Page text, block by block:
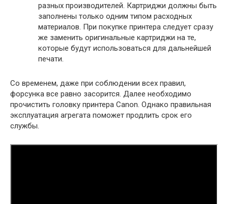
разных производителей. Картриджи должны быть
заполнены только одним типом расходных
материалов. При покупке принтера следует сразу
же заменить оригинальные картриджи на те,
которые будут использоваться для дальнейшей
печати.
Со временем, даже при соблюдении всех правил,
форсунка все равно засорится. Далее необходимо
прочистить головку принтера Canon. Однако правильная
эксплуатация агрегата поможет продлить срок его
службы.